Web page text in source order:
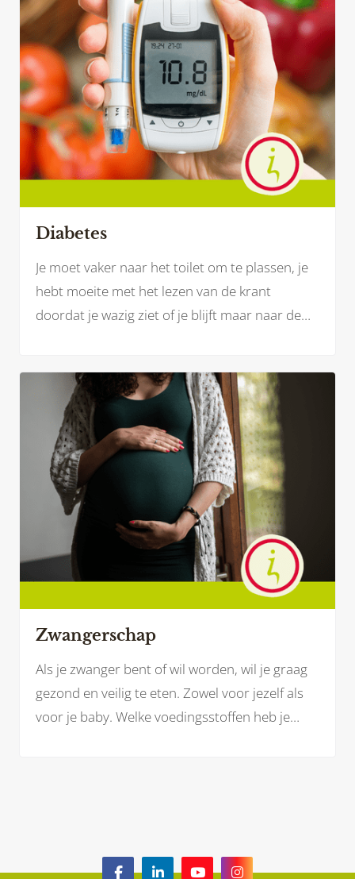
Diabetes
Je moet vaker naar het toilet om te plassen, je
hebt moeite met het lezen van de krant
doordat je wazig ziet of je blijft maar naar de
hierin.
Zwangerschap
Als je zwanger bent of wil worden, wil je graag
gezond en veilig te eten. Zowel voor jezelf als
voor je baby. Welke voedingsstoffen heb je